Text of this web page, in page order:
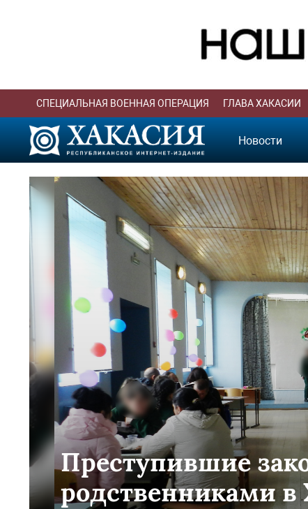
СПЕЦИАЛЬНАЯ ВОЕННАЯ ОПЕРАЦИЯ ГЛАВА ХАКАСИИ
Новости
Преступившие
родственниками в